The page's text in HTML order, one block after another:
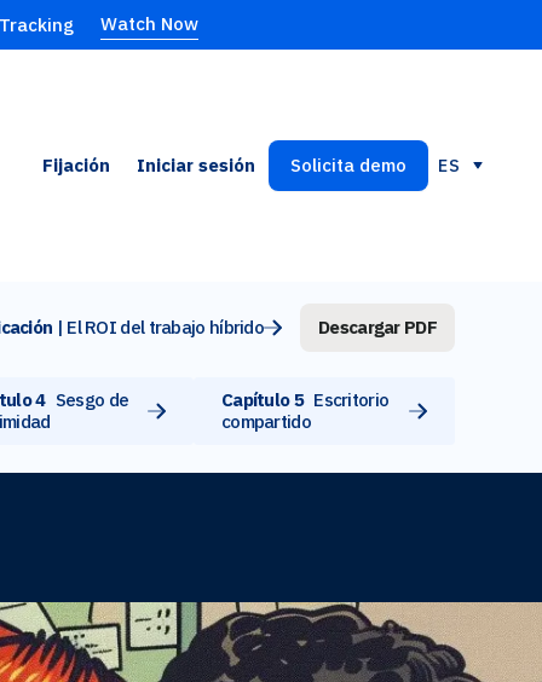
Watch Now
Fijación Iniciar sesión Solicita demo ES
| El ROI del trabajo híbrido Descargar PDF
4 Sesgo de
Capítulo 5 Escritorio
compartido